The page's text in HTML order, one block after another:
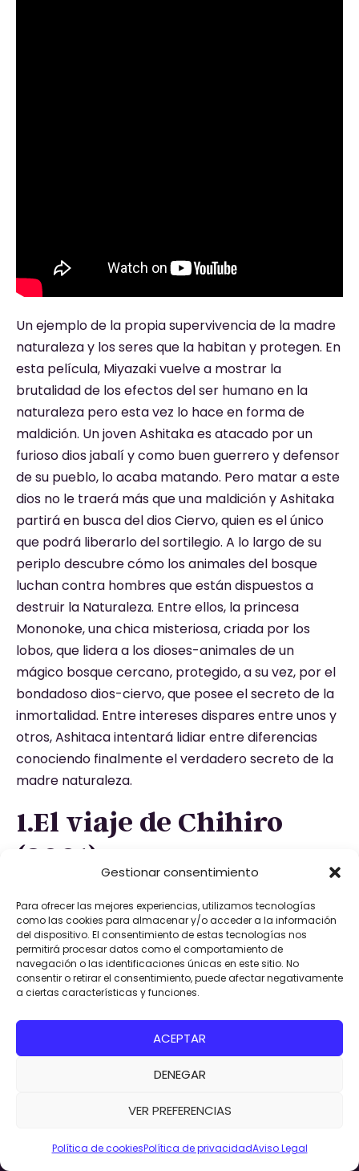
Gestionar consentimiento
Para ofrecer las mejores experiencias, utilizamos tecnologías
como las cookies para almacenar y/o acceder a la información
del dispositivo. El consentimiento de estas tecnologías nos
permitirá procesar datos como el comportamiento de
navegación o las identificaciones únicas en este sitio. No
consentir o retirar el consentimiento, puede afectar negativamente
a ciertas características y funciones.
ACEPTAR
DENEGAR
VER PREFERENCIAS
Política de cookiesPolítica de privacidadAviso Legal
Un ejemplo de la propia supervivencia de la madre
naturaleza y los seres que la habitan y protegen. En
esta película, Miyazaki vuelve a mostrar la
brutalidad de los efectos del ser humano en la
naturaleza pero esta vez lo hace en forma de
maldición. Un joven Ashitaka es atacado por un
furioso dios jabalí y como buen guerrero y defensor
de su pueblo, lo acaba matando. Pero matar a este
dios no le traerá más que una maldición y Ashitaka
partirá en busca del dios Ciervo, quien es el único
que podrá liberarlo del sortilegio. A lo largo de su
periplo descubre cómo los animales del bosque
luchan contra hombres que están dispuestos a
destruir la Naturaleza. Entre ellos, la princesa
Mononoke, una chica misteriosa, criada por los
lobos, que lidera a los dioses-animales de un
mágico bosque cercano, protegido, a su vez, por el
bondadoso dios-ciervo, que posee el secreto de la
inmortalidad. Entre intereses dispares entre unos y
otros, Ashitaca intentará lidiar entre diferencias
conociendo finalmente el verdadero secreto de la
madre naturaleza.
1.El viaje de Chihiro
(2001)
¡Consigue ya tu entrada
para Creativa Barcelona